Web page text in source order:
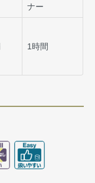
ナー
1時間